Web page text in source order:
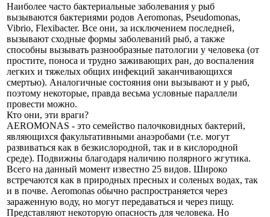
Наиболее часто бактериальные заболевания у рыб
вызываются бактериями родов Aeromonas, Pseudomonas,
Vibrio, Flexibacter. Все они, за исключением последней,
вызывают сходные формы заболеваний рыб, а также
способны вызывать разнообразные патологии у человека (от
простите, поноса и трудно заживающих ран, до воспаления
легких и тяжелых общих инфекций заканчивающихся
смертью). Аналогичные состояния они вызывают и у рыб,
поэтому некоторые, правда весьма условные параллели
провести можно.
Кто они, эти враги?
AEROMONAS - это семейство палочковидных бактерий,
являющихся факультативными анаэробами (т.е. могут
развиваться как в безкислородной, так и в кислородной
среде). Подвижны благодаря наличию полярного жгутика.
Всего на данный момент известно 25 видов. Широко
встречаются как в природных пресных и соленых водах, так
и в почве. Aeromonas обычно распространяется через
зараженную воду, но могут передаваться и через пищу.
Представляют некоторую опасность для человека. Но